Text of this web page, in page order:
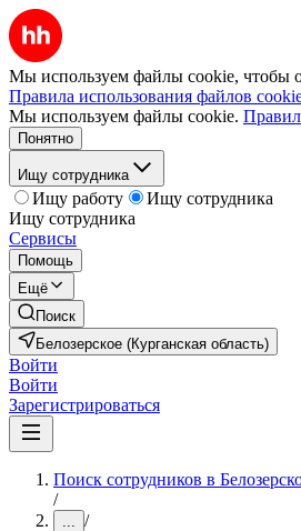
Мы используем файлы cookie, чтобы
Правила использования файлов
Мы используем файлы cookie.
Понятно
Ищу сотрудника
Ищу работу
Ищу сотрудника
Ищу сотрудника
Сервисы
Помощь
Ещё
Поиск
Белозерское (Курганская область)
Войти
Войти
Зарегистрироваться
Поиск сотрудников в
/
... /